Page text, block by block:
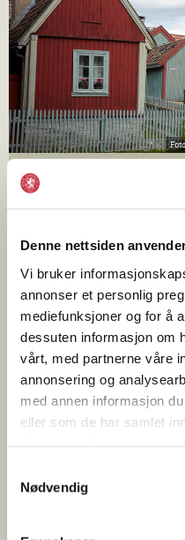
Denne nettsiden
Vi bruker
annonser et personlig
mediefunksjoner og for å
dessuten informasjon om
vårt, med partnerne våre
annonsering og
med annen informasjon
eller som de har samlet
Nødvendig
Location til film- og
Norsk Folkemuseum er
mange typer bilder. Vi
utendørsmiljøer og andre
Foto og filmopptak